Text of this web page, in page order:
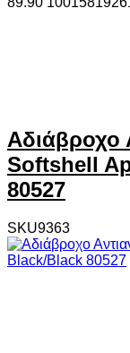
Αδιάβροχο
Softshell
80527
SKU9363